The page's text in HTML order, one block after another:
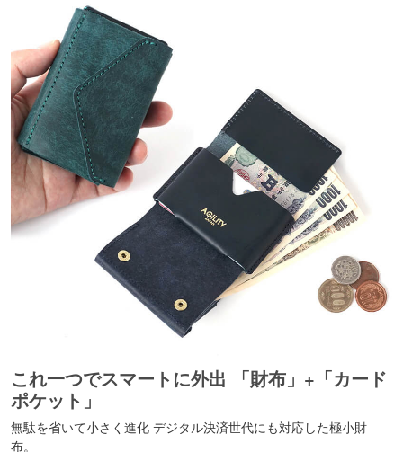
これ一つでスマートに外出 「財布」+「カード
ポケット」
無駄を省いて小さく進化 デジタル決済世代にも対応した極小財
布。